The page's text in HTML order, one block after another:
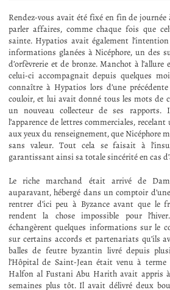
Rendez-vous avait été fixé en fin de
parler affaires, comme chaque fois que
sainte. Hypatios avait également
informations glanées à Nicéphore, un des
d’orfèvrerie et de bronze. Manchot à
celui-ci accompagnait depuis quelques
connaître à Hypatios lors d’une
couloir, et lui avait donné tous les mots de
un nouveau collecteur de ses rapports.
l’apparence de lettres commerciales,
aux yeux du renseignement, que Nicéphore
sans valeur. Tout cela se faisait à
garantissant ainsi sa totale sincérité en cas
Le riche marchand était arrivé de
auparavant, hébergé dans un comptoir
rentrer d’ici peu à Byzance avant que le
rendent la chose impossible pour
échangèrent quelques informations sur le
sur certains accords et partenariats qu’ils
balles de feutre byzantin livré depuis
l’Hôpital de Saint-Jean était venu à
Halfon al Fustani Abu Harith avait appris
semaines plus tôt. Il avait délivré deux